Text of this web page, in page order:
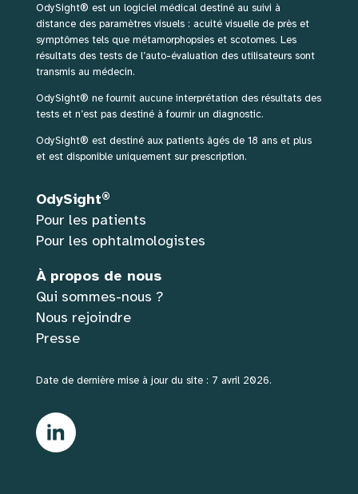
OdySight® est un logiciel médical destiné au suivi à
distance des paramètres visuels : acuité visuelle de près et
symptômes tels que métamorphopsies et scotomes. Les
résultats des tests de l’auto-évaluation des utilisateurs sont
transmis au médecin.
OdySight® ne fournit aucune interprétation des résultats des
tests et n’est pas destiné à fournir un diagnostic.
OdySight® est destiné aux patients âgés de 18 ans et plus
et est disponible uniquement sur prescription.
OdySight®
Pour les patients
Pour les ophtalmologistes
À propos de nous
Qui sommes-nous ?
Nous rejoindre
Presse
Date de dernière mise à jour du site : 7 avril 2026.